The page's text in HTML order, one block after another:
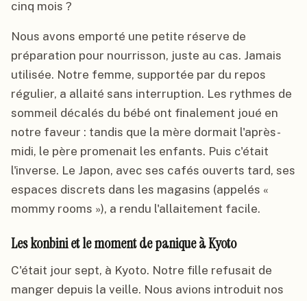
cinq mois ?
Nous avons emporté une petite réserve de
préparation pour nourrisson, juste au cas. Jamais
utilisée. Notre femme, supportée par du repos
régulier, a allaité sans interruption. Les rythmes de
sommeil décalés du bébé ont finalement joué en
notre faveur : tandis que la mère dormait l'après-
midi, le père promenait les enfants. Puis c'était
l'inverse. Le Japon, avec ses cafés ouverts tard, ses
espaces discrets dans les magasins (appelés «
mommy rooms »), a rendu l'allaitement facile.
Les konbini et le moment de panique à Kyoto
C'était jour sept, à Kyoto. Notre fille refusait de
manger depuis la veille. Nous avions introduit nos